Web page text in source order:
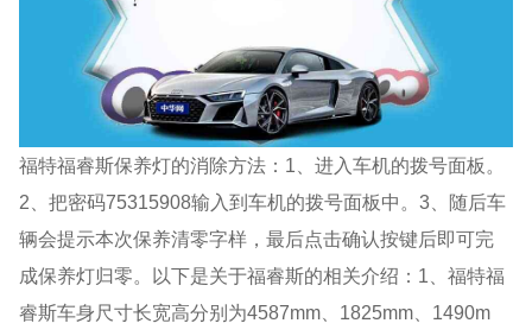
福特福睿斯保养灯的消除方法：1、进入车机的拨号面板。
2、把密码75315908输入到车机的拨号面板中。3、随后车
辆会提示本次保养清零字样，最后点击确认按键后即可完
成保养灯归零。以下是关于福睿斯的相关介绍：1、福特福
睿斯车身尺寸长宽高分别为4587mm、1825mm、1490m